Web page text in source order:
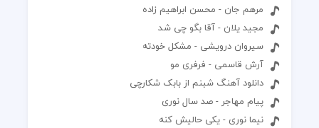
مرهم جان - محسن ابراهیم زاده
مجید یلان - آقا بگو چی شد
سیروان درویشی - مشکل خودته
آرش قاسمی - فرفری مو
دانلود آهنگ شبنم از بابک شکارچی
پیام مهاجر - صد سال نوری
نیما نوری - یکی حالیش کنه